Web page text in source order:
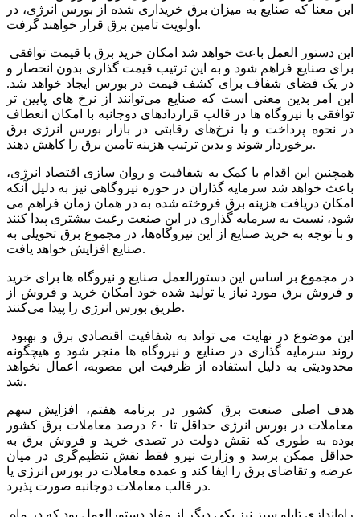
این معنا که صنایع به میزان برق خریداری شده از بورس انرژی، در
اولویت تامین برق قرار خواهند گرفت.
برای صنایع فراهم شود و به این ترتیب قیمت گذاری بدون انحصار و
در یک فضای شفاف برای کشف قیمت در بورس ایجاد خواهد شد.
این امر بدین معنی است که صنایع می‌توانند از نرخ های پایین تر
توافقی با نیروگاه ها در قالب قراردادهای دوجانبه با امکان انعطاف
در نحوه پرداخت و یا نرخ‌های رقابتی در بازار بورس انرژی برق
برخوردار شوند و بدین ترتیب هزینه تامین برق را کاهش دهند.
همچنین این اقدام با کمک به شفافیت و روان سازی اقتصاد انرژی،
باعث خواهد شد سرمایه گذاران در حوزه نیروگاهی نیز به دلیل آنکه
امکان دریافت هزینه برق فروخته شده به در همان زمان فراهم می
شود، نسبت به سرمایه گذاری در این صنعت رغبت بیشتری پیدا کنند
و با توجه به خرید صنایع از این نیروگاه‌ها، در مجموع برق تحویلی به
صنایع افزایش خواهد یافت.
در مجموع بر اساس این دستورالعمل صنایع و نیروگاه ها برای خرید
و فروش برق مورد نیاز یا تولید شده خود امکان خرید و فروش از
طریق بورس انرژی را پیدا می‌کنند.
روند سرمایه گذاری در صنایع و نیروگاه‌ ها منجر شود و هیچگونه
محدودیتی به دلیل استفاده از ظرفیت این مصوبه، اعمال نخواهد
شد.
هدف اصلی صنعت برق کشور در برنامه هفتم، افزایش سهم
معاملات در بورس انرژی حداقل تا ۶۰ درصد معاملات برق کشور
بوده به طوری که نقش دولت در تصدی خرید و فروش برق به
حداقل ممکن برسد و وزارت نیرو فقط نقش تنظیم‌گری در میان
عرضه و تقاضای برق را ایفا کند و عمده معاملات در بورس انرژی یا
در قالب معاملات دوجانبه صورت پذیرد.